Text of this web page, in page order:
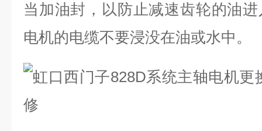
当加油封，以防止减速齿轮的
电机的电缆不要浸没在油或水中